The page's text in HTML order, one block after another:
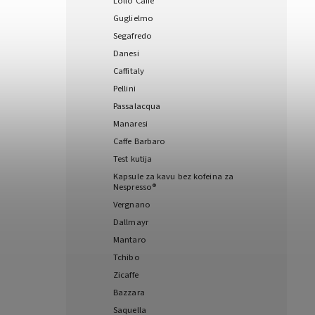
Guglielmo
Segafredo
Danesi
Caffitaly
Pellini
Passalacqua
Manaresi
Caffe Barbaro
Test kutija
Kapsule za kavu bez kofeina za
Nespresso®
Vergnano
Dallmayr
Mantaro
Tchibo
Zicaffe
Bazzara
Saquella